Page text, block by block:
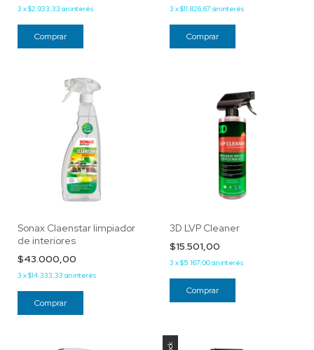
3 x$2.933,33 sin interés 3 x$11.826,67 sin interés
Sonax Claenstar limpiador
de interiores
$43.000,00
3 x$14.333,33 sin interés
3D LVP Cleaner
$15.501,00
3 x$5.167,00sin interés